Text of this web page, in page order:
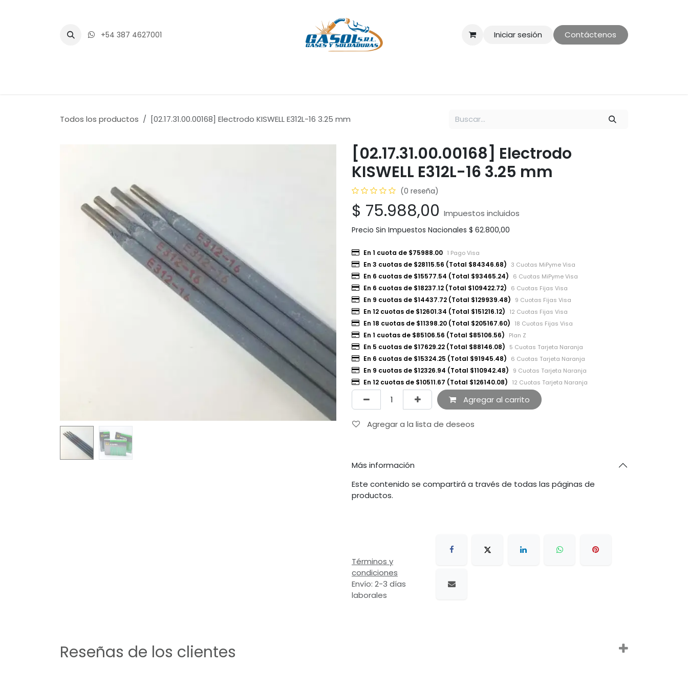
+54 387 4627001 Iniciar sesión Contáctenos
Todos los productos [02.17.31.00.00168] Electrodo KISWELL E312L-16 3.25 mm
[02.17.31.00.00168] Electrodo
KISWELL E312L-16 3.25 mm
(0 reseña)
$ 75.988,00 Impuestos incluidos
Precio Sin Impuestos Nacionales $ 62.800,00
En 1 cuota de $75988.00 1 Pago Visa
En 3 cuotas de $28115.56 (Total $84346.68) 3 Cuotas MiPyme Visa
En 6 cuotas de $15577.54 (Total $93465.24) 6 Cuotas MiPyme Visa
En 6 cuotas de $18237.12 (Total $109422.72) 6 Cuotas Fijas Visa
En 9 cuotas de $14437.72 (Total $129939.48) 9 Cuotas Fijas Visa
En 12 cuotas de $12601.34 (Total $151216.12) 12 Cuotas Fijas Visa
En 18 cuotas de $11398.20 (Total $205167.60) 18 Cuotas Fijas Visa
En 1 cuotas de $85106.56 (Total $85106.56) Plan Z
En 5 cuotas de $17629.22 (Total $88146.08) 5 Cuotas Tarjeta Naranja
En 6 cuotas de $15324.25 (Total $91945.48) 6 Cuotas Tarjeta Naranja
En 9 cuotas de $12326.94 (Total $110942.48) 9 Cuotas Tarjeta Naranja
En 12 cuotas de $10511.67 (Total $126140.08) 12 Cuotas Tarjeta Naranja
Agregar al carrito
Agregar a la lista de deseos
Más información
Este contenido se compartirá a través de todas las páginas de
productos.
Términos y
condiciones
Envío: 2-3 días
laborales
Reseñas de los clientes